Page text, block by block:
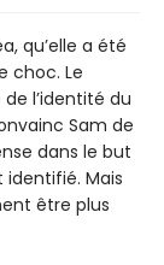
qu’elle a été
choc. Le
l’identité du
Sam de
dans le but
identifié. Mais
être plus